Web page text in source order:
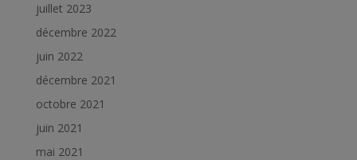
juillet 2023
décembre 2022
juin 2022
décembre 2021
octobre 2021
juin 2021
mai 2021